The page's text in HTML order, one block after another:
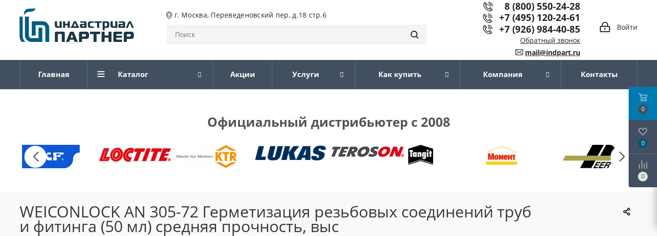
г. Москва, Переведеновский пер, д.18 стр.6
Войти
8 (800) 550-24-28
+7 (495) 120-24-61
+7 (926) 984-40-85
Обратный звонок
mail@indpart.ru
Главная Каталог Акции Услуги Как купить Компания Контакты
Официальный дистрибьютер с 2008
WEICONLOCK AN 305-72 Герметизация резьбовых соединений труб
и фитинга (50 мл) средняя прочность, выс
0
0
0